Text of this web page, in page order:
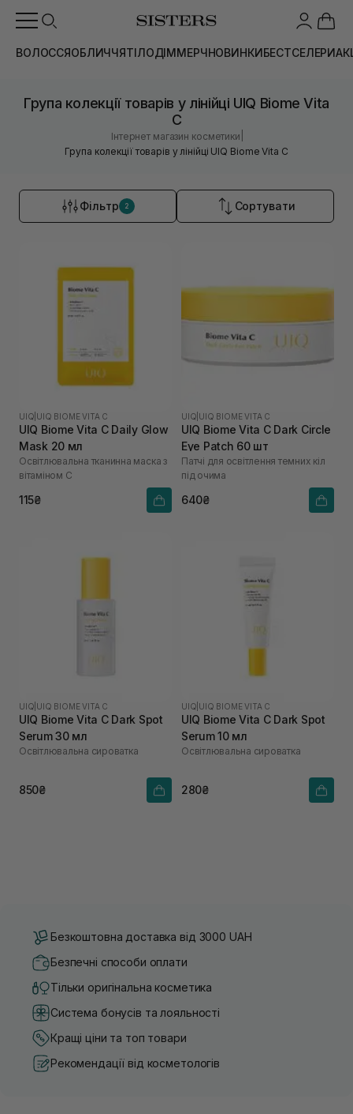
ВОЛОССЯОБЛИЧЧЯТІЛОДІММЕРЧНОВИНКИБЕСТСЕЛЕРИ
Група колекції товарів у лінійці UIQ Biome Vita
C
Інтернет магазин косметики
Група колекції товарів у лінійці UIQ Biome Vita C
Фільтр 2 Сортувати
UIQ UIQ BIOME VITA C
UIQ Biome Vita C Daily Glow
Mask 20 мл
Освітлювальна тканинна маска з
вітаміном C
115₴
UIQ UIQ BIOME VITA C
UIQ Biome Vita C Dark Circle
Eye Patch 60 шт
Патчі для освітлення темних кіл
під очима
640₴
UIQ UIQ BIOME VITA C
UIQ Biome Vita C Dark Spot
Serum 30 мл
Освітлювальна сироватка
850₴
UIQ UIQ BIOME VITA C
UIQ Biome Vita C Dark Spot
Serum 10 мл
Освітлювальна сироватка
280₴
Безкоштовна доставка від 3000 UAH
Безпечні способи оплати
Тільки оригінальна косметика
Система бонусів та лояльності
Кращі ціни та топ товари
Рекомендації від косметологів